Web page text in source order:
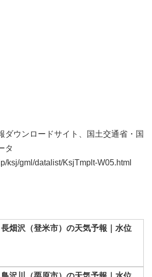
ダウンロードサイト、国土交通省・国
タ
ksj/gml/datalist/KsjTmplt-W05.html
長畑沢（登米市）の天気予報｜水位